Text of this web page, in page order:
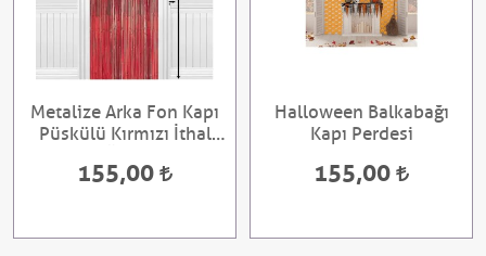
Metalize Arka Fon Kapı
Püskülü Kırmızı İthal
155,00
Halloween Balkabağı
Kapı Perdesi
155,00